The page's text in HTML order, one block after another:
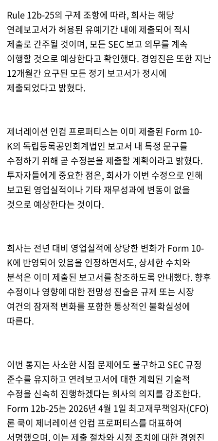
Rule 12b-25의 구제 조항에 따라, 회사는 해당
연례보고서가 허용된 유예기간 내에 제출되어 적시
제출로 간주될 것이며, 모든 SEC 보고 의무를 계속
이행할 것으로 예상한다고 확인했다. 경영진은 또한 지난
12개월간 요구된 모든 정기 보고서가 정시에
제출되었다고 밝혔다.
제너레이션 인컴 프로퍼티스는 이미 제출된 Form 10-
K의 독립등록공인회계법인 보고서 내 특정 문구를
수정하기 위해 곧 수정본을 제출할 계획이라고 밝혔다.
투자자들에게 중요한 점은, 회사가 이번 수정으로 인해
보고된 영업실적이나 기타 재무성과에 변동이 없을
것으로 예상한다는 것이다.
회사는 전년 대비 영업실적에 상당한 변화가 Form 10-
K에 반영되어 있음을 인정하면서도, 상세한 수치와
분석은 이미 제출된 보고서를 참조하도록 안내했다. 향후
수정이나 영향에 대한 전망성 진술은 규제 또는 시장
여건의 잠재적 변화를 포함한 통상적인 불확실성에
따른다.
이번 통지는 사소한 시점 문제에도 불구하고 SEC 규정
준수를 유지하고 연례보고서에 대한 계획된 기술적
수정을 신속히 진행하겠다는 회사의 의지를 강조한다.
Form 12b-25는 2026년 4월 1일 최고재무책임자(CFO)
론 쿡이 제너레이션 인컴 프로퍼티스를 대표하여
서명했으며, 이는 제출 절차와 시정 조치에 대한 경영진